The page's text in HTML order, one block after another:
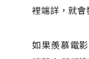
裡端詳，就會
如果羨慕電